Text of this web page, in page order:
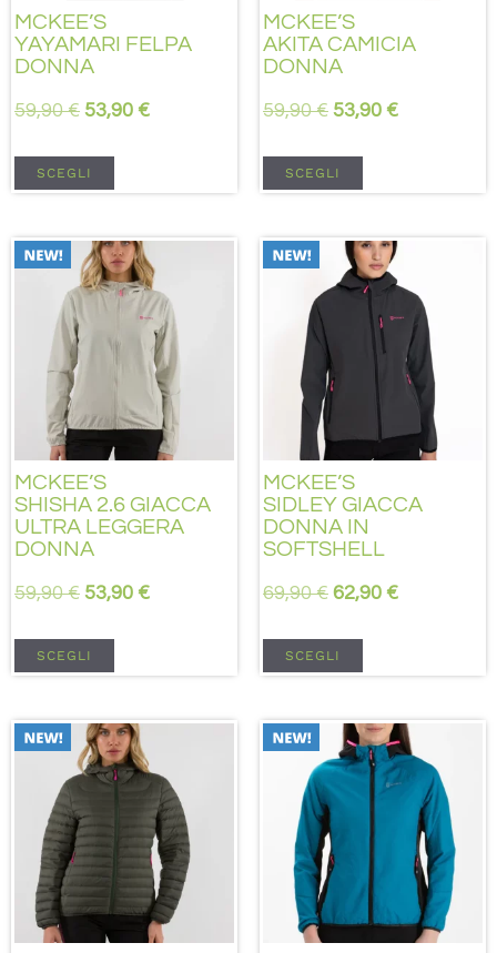
MCKEE’S
YAYAMARI FELPA
DONNA
59,90€ 53,90 €
SCEGLI
MCKEE’S
AKITA CAMICIA
DONNA
59,90€ 53,90 €
SCEGLI
MCKEE’S
SHISHA 2.6 GIACCA
ULTRA LEGGERA
DONNA
59,90€ 53,90 €
SCEGLI
MCKEE’S
SIDLEY GIACCA
DONNA IN
SOFTSHELL
69,90€ 62,90 €
SCEGLI